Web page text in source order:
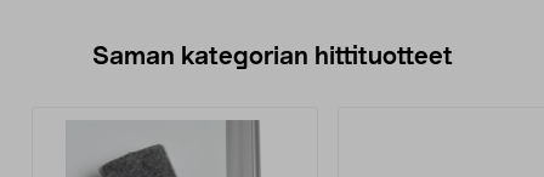
Saman kategorian hittituotteet